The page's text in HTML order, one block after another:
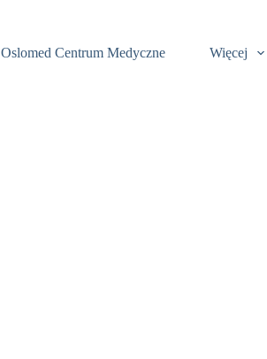
Oslomed Centrum Medyczne Więcej